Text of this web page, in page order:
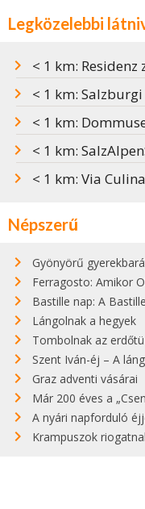
Legközelebbi
< 1 km: Residenz
< 1 km:
< 1 km: Dommuseum
< 1 km:
< 1 km: Via
Népszerű
Gyönyörű gyerekbarát
Ferragosto: Amikor
Bastille nap: A Bastille
Lángolnak a hegyek
Tombolnak az
Szent Iván-éj – A
Graz adventi vásárai
Már 200 éves a
A nyári napforduló éjjelén
Krampuszok